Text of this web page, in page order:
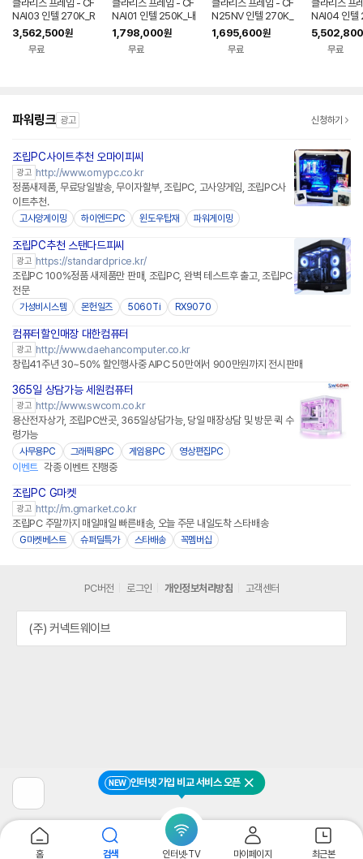
클라리스 프레임 - CF
NAI03 인텔 270K_R
TX 5070_RAM 32
G_SSD 1TB AI PC
딥러닝 데스크탑 완본
3,562,500원
무료
클라리스 프레임 - CF
NAI01 인텔 250K_내
장VGA_RAM 32G_
SSD 1TB AI PC 사무
용 데스크탑 완본체 조
1,798,000원
무료
클라리스 프레임 - CF
N25NV 인텔 270K_
내장VGA_RAM 16G
B_SSD 512GB AI P
C 사무용PC 데스크탑
1,695,600원
무료
클라리스 프
NAI04 인텔
AI 생성 딥러
집 3D 작업
5,502,800
무료
파워링크 광고 신청하기
조립PC사이트추천 오마이피씨
광고 http://www.omypc.co.kr
정품새제품, 무료당일발송, 무이자할부, 조립PC, 고사양게임, 조립PC사
이트추천.
고사양게이밍 하이엔드PC 윈도우탑재 파워게이밍
조립PC추천 스탠다드피씨
광고 https://standardprice.kr/
조립PC 100%정품 새제품만 판매, 조립PC, 완벽 테스트후 출고, 조립PC
전문
가성비시스템 몬헌일즈 5060Ti RX9070
컴퓨터할인매장 대한컴퓨터
광고 http://www.daehancomputer.co.kr
창립41주년 30~50% 할인행사중 AIPC 50만에서 900만원까지 전시판매
365일 상담가능 세원컴퓨터
광고 http://www.swcom.co.kr
용산전자상가, 조립PC싼곳, 365일상담가능, 당일 매장상담 및 방문 퀵 수
령가능
사무용PC 그래픽용PC 게임용PC 영상편집PC
이벤트 각종 이벤트 진행중
조립PC G마켓
광고 http://m.gmarket.co.kr
조립PC 주말까지 매일매일 빠른배송, 오늘 주문 내일도착 스타배송
G마켓베스트 슈퍼딜특가 스타배송 꼭멤버십
전
페
이
지
NEW 인터넷 가입 비교 서비스 오픈 닫기
홈 검색 인터넷·TV 마이페이지 최근본
PC버전 로그인 개인정보처리방침 고객센터
(주) 커넥트웨이브